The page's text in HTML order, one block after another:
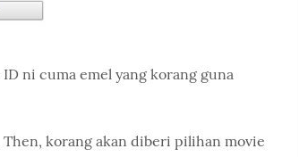
ni cuma emel yang korang guna
korang akan diberi pilihan movie